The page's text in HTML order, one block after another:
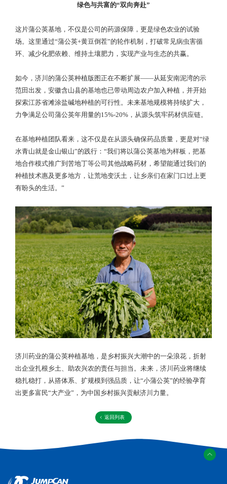
绿色与共富的“双向奔赴”
这片蒲公英基地，不仅是公司的药源保障，更是绿色农业的试验
场。这里通过“蒲公英+黄豆倒茬”的轮作机制，打破常见病虫害循
环、减少化肥依赖、维持土壤肥力，实现产业与生态的共赢。
如今，济川的蒲公英种植版图正在不断扩展——从延安南泥湾的示
范田出发，安徽含山县的基地也已带动周边农户加入种植，并开始
探索江苏省滩涂盐碱地种植的可行性。未来基地规模将持续扩大，
力争满足公司蒲公英年用量的15%-20%，从源头筑牢药材供应链。
在基地种植团队看来，这不仅是在从源头确保药品质量，更是对“绿
水青山就是金山银山”的践行：“我们将以蒲公英基地为样板，把基
地合作模式推广到苦地丁等公司其他战略药材，希望能通过我们的
种植技术惠及更多地方，让荒地变沃土，让乡亲们在家门口过上更
有盼头的生活。”
济川药业的蒲公英种植基地，是乡村振兴大潮中的一朵浪花，折射
出企业扎根乡土、助农兴农的责任与担当。未来，济川药业将继续
稳扎稳打，从搭体系、扩规模到强品质，让“小蒲公英”的经验孕育
出更多富民“大产业”，为中国乡村振兴贡献济川力量。
返回列表